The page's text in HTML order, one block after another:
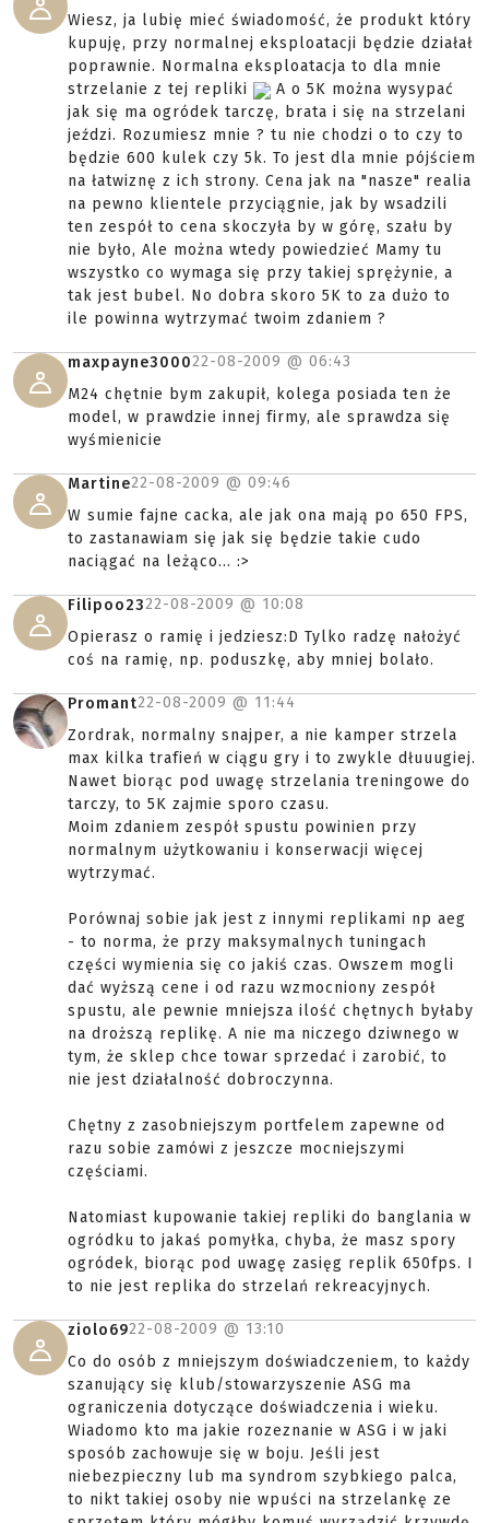
Wiesz, ja lubię mieć świadomość, że produkt który
kupuję, przy normalnej eksploatacji będzie działał
poprawnie. Normalna eksploatacja to dla mnie
strzelanie z tej repliki
A o 5K można wysypać
jak się ma ogródek tarczę, brata i się na strzelani
jeździ. Rozumiesz mnie ? tu nie chodzi o to czy to
będzie 600 kulek czy 5k. To jest dla mnie pójściem
na łatwiznę z ich strony. Cena jak na "nasze" realia
na pewno klientele przyciągnie, jak by wsadzili
ten zespół to cena skoczyła by w górę, szału by
nie było, Ale można wtedy powiedzieć Mamy tu
wszystko co wymaga się przy takiej sprężynie, a
tak jest bubel. No dobra skoro 5K to za dużo to
ile powinna wytrzymać twoim zdaniem ?
maxpayne300022-08-2009 @ 06:43
M24 chętnie bym zakupił, kolega posiada ten że
model, w prawdzie innej firmy, ale sprawdza się
wyśmienicie
Martine22-08-2009 @ 09:46
W sumie fajne cacka, ale jak ona mają po 650 FPS,
to zastanawiam się jak się będzie takie cudo
naciągać na leżąco... :>
Filipoo2322-08-2009 @ 10:08
Opierasz o ramię i jedziesz:D Tylko radzę nałożyć
coś na ramię, np. poduszkę, aby mniej bolało.
Promant22-08-2009 @ 11:44
Zordrak, normalny snajper, a nie kamper strzela
max kilka trafień w ciągu gry i to zwykle dłuuugiej.
Nawet biorąc pod uwagę strzelania treningowe do
tarczy, to 5K zajmie sporo czasu.
Moim zdaniem zespół spustu powinien przy
normalnym użytkowaniu i konserwacji więcej
wytrzymać.
Porównaj sobie jak jest z innymi replikami np aeg
- to norma, że przy maksymalnych tuningach
części wymienia się co jakiś czas. Owszem mogli
dać wyższą cene i od razu wzmocniony zespół
spustu, ale pewnie mniejsza ilość chętnych byłaby
na droższą replikę. A nie ma niczego dziwnego w
tym, że sklep chce towar sprzedać i zarobić, to
nie jest działalność dobroczynna.
Chętny z zasobniejszym portfelem zapewne od
razu sobie zamówi z jeszcze mocniejszymi
częściami.
Natomiast kupowanie takiej repliki do banglania w
ogródku to jakaś pomyłka, chyba, że masz spory
ogródek, biorąc pod uwagę zasięg replik 650fps. I
to nie jest replika do strzelań rekreacyjnych.
ziolo6922-08-2009 @ 13:10
Co do osób z mniejszym doświadczeniem, to każdy
szanujący się klub/stowarzyszenie ASG ma
ograniczenia dotyczące doświadczenia i wieku.
Wiadomo kto ma jakie rozeznanie w ASG i w jaki
sposób zachowuje się w boju. Jeśli jest
niebezpieczny lub ma syndrom szybkiego palca,
to nikt takiej osoby nie wpuści na strzelankę ze